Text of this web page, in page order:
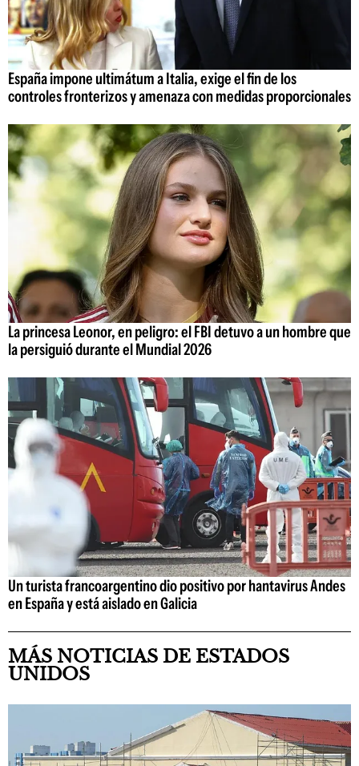
España impone ultimátum a Italia, exige el fin de los
controles fronterizos y amenaza con medidas proporcionales
La princesa Leonor, en peligro: el FBI detuvo a un hombre que
la persiguió durante el Mundial 2026
Un turista francoargentino dio positivo por hantavirus Andes
en España y está aislado en Galicia
MÁS NOTICIAS DE ESTADOS
UNIDOS